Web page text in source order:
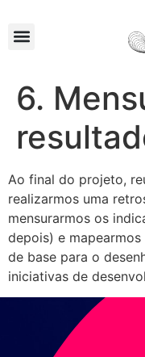
6.
Ao final do projeto,
realizarmos uma
mensurarmos os
depois) e
de base para o
iniciativas de